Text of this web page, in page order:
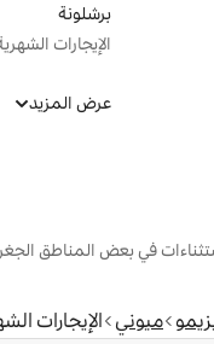
برشلونة
الإيجارات
عرض المزيد
في بعض المناطق
ميوني الإيجارات